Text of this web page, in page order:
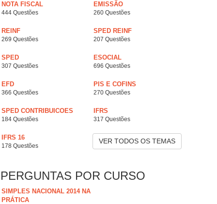
NOTA FISCAL
444 Questões
EMISSÃO
260 Questões
REINF
269 Questões
SPED REINF
207 Questões
SPED
307 Questões
ESOCIAL
696 Questões
EFD
366 Questões
PIS E COFINS
270 Questões
SPED CONTRIBUICOES
184 Questões
IFRS
317 Questões
IFRS 16
178 Questões
VER TODOS OS TEMAS
PERGUNTAS POR CURSO
SIMPLES NACIONAL 2014 NA
PRÁTICA